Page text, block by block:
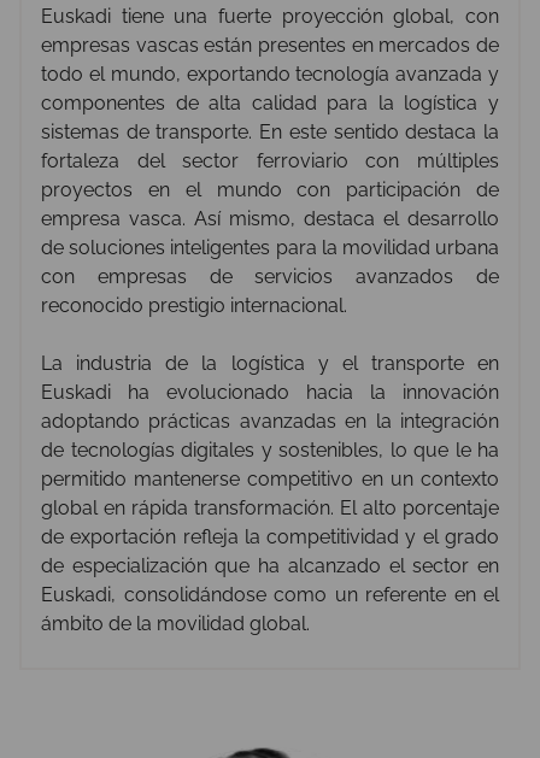
Euskadi tiene una fuerte proyección global, con
empresas vascas están presentes en mercados de
todo el mundo, exportando tecnología avanzada y
componentes de alta calidad para la logística y
sistemas de transporte. En este sentido destaca la
fortaleza del sector ferroviario con múltiples
proyectos en el mundo con participación de
empresa vasca. Así mismo, destaca el desarrollo
de soluciones inteligentes para la movilidad urbana
con empresas de servicios avanzados de
reconocido prestigio internacional.
La industria de la logística y el transporte en
Euskadi ha evolucionado hacia la innovación
adoptando prácticas avanzadas en la integración
de tecnologías digitales y sostenibles, lo que le ha
permitido mantenerse competitivo en un contexto
global en rápida transformación. El alto porcentaje
de exportación refleja la competitividad y el grado
de especialización que ha alcanzado el sector en
Euskadi, consolidándose como un referente en el
ámbito de la movilidad global.